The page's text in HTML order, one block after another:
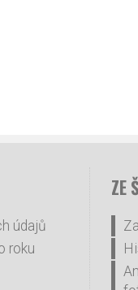
údajů
roku
ZE